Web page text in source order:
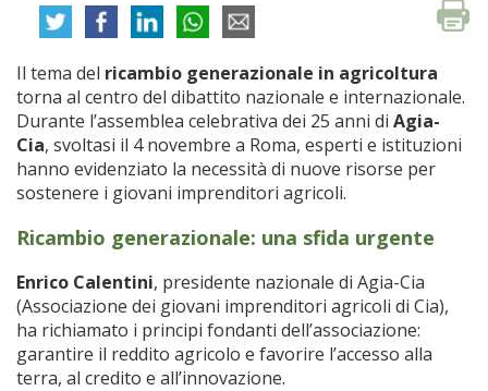
Il tema del ricambio generazionale in agricoltura
torna al centro del dibattito nazionale e internazionale.
Durante l’assemblea celebrativa dei 25 anni di Agia-
Cia, svoltasi il 4 novembre a Roma, esperti e istituzioni
hanno evidenziato la necessità di nuove risorse per
sostenere i giovani imprenditori agricoli.
Ricambio generazionale: una sfida urgente
Enrico Calentini, presidente nazionale di Agia-Cia
(Associazione dei giovani imprenditori agricoli di Cia),
ha richiamato i principi fondanti dell’associazione:
garantire il reddito agricolo e favorire l’accesso alla
terra, al credito e all’innovazione.